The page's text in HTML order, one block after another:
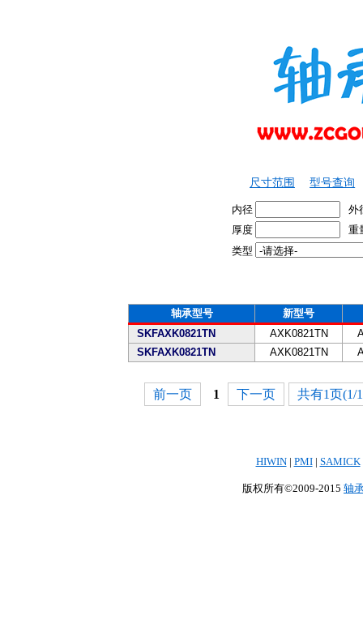
尺寸范围 型号查询
内径
外
厚度
重
类型
轴承型号
新型号
SKFAXK0821TN
AXK0821TN
SKFAXK0821TN
AXK0821TN
前一页 1 下一页 共有1页(1/
HIWIN| PMI| SAMICK
版权所有©2009-2015 轴